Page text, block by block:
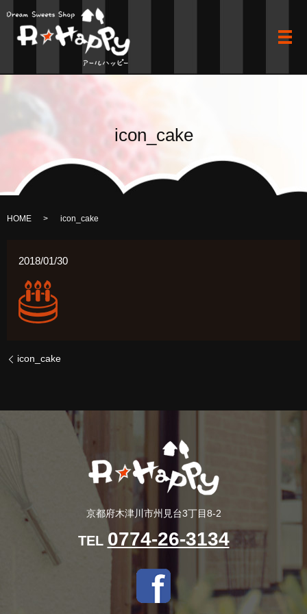
メ
icon_cake
HOME icon_cake
2018/01/30
icon_cake
京都府木津川市州見台3丁目8-2
TEL 0774-26-3134